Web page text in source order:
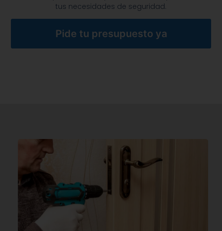
tus necesidades de seguridad.
Pide tu presupuesto ya